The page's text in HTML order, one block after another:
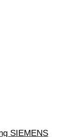
SIEMENS